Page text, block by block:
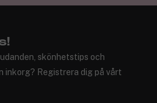
skönhetstips och
inkorg? Registrera dig på vårt